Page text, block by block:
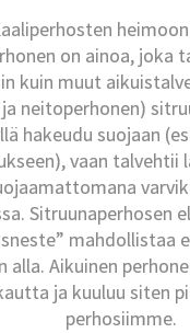
on ainoa, joka
kuin muut
neitoperhonen)
hakeudu suojaan
vaan talvehtii
Sitruunaperhosen
mahdollistaa
alla. Aikuinen
ja kuuluu siten
perhosiimme.